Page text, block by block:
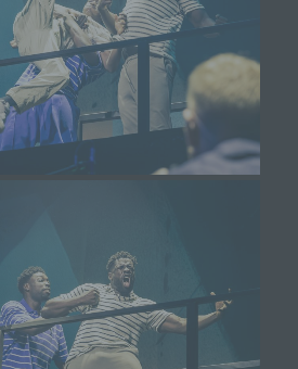
werden können die (1)
und Versionen, (2) das
verwendete
Internetseite, von welcher ein
auf unsere Internetseite gelangt
(4) die Unterwebseiten, welche
System auf unserer Internetseite
(5) das Datum und die Uhrzeit
Internetseite, (6) eine Internet-
Adresse), (7) der Internet-
Systeme dienen.
allgemeinen Daten und
wird keine Rückschlüsse auf
Diese Informationen werden
(1) die Inhalte unserer